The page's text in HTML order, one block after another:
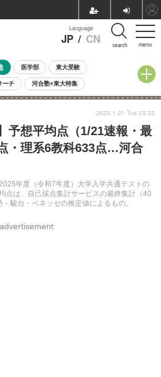
menu
Language
JP / CN search
医学部 東大受験
ーチ 河合塾×東大特集
中学受験 小学校受験
立高校 過去問 人気記事
自由研究教材（中学生向け） ランキング
予想平均点（1/21速報・最
・理系6教科633点…河合
年度（令和7年度）大学入学共通テストの
点は、自己採点集計サービスの最終集計（40
駿台・ベネッセの推定値によるもの。
advertisement
2025.1.21 Tue 23:22